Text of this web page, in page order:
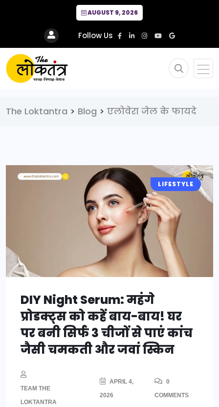
AUGUST 9, 2026
Follow Us
The Loktantra > Blog > एलोवेरा जेल के फायदे
LIFESTYLE
DIY Night Serum: महंगे
प्रोडक्ट्स को कहें बाय-बाय! घर
पर बनी सिर्फ 3 चीजों से पाएं कांच
जैसी चमकती और जवां स्किन
TEAM THE
LOKTANTRA
APRIL 4,
2026
0
COMMENTS